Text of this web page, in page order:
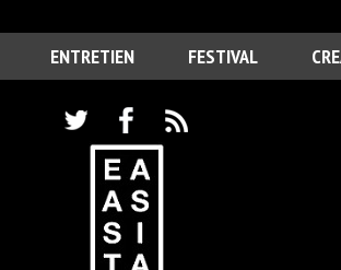
ENTRETIEN FESTIVAL